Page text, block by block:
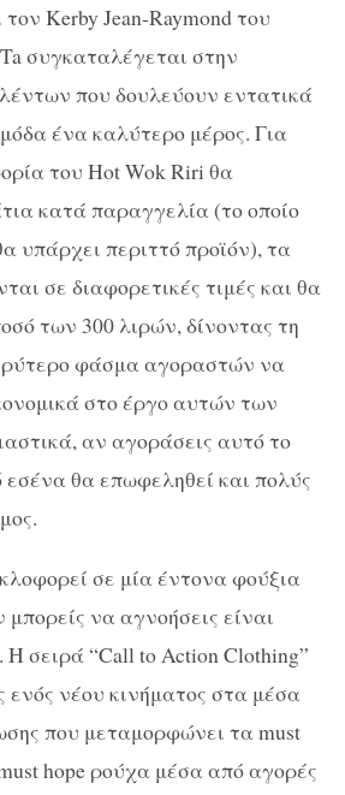
Kerby Jean-Raymond του
συγκαταλέγεται στην
που δουλεύουν εντατικά
ένα καλύτερο μέρος. Για
του Hot Wok Riri θα
κατά παραγγελία (το οποίο
υπάρχει περιττό προϊόν), τα
σε διαφορετικές τιμές και θα
των 300 λιρών, δίνοντας τη
φάσμα αγοραστών να
στο έργο αυτών των
αν αγοράσεις αυτό το
θα επωφεληθεί και πολύς
σε μία έντονα φούξια
να αγνοήσεις είναι
Η σειρά “Call to Action Clothing”
ενός νέου κινήματος στα μέσα
που μεταμορφώνει τα must
hope ρούχα μέσα από αγορές